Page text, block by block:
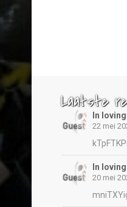
Laatste
In
22 mei
In
20 mei